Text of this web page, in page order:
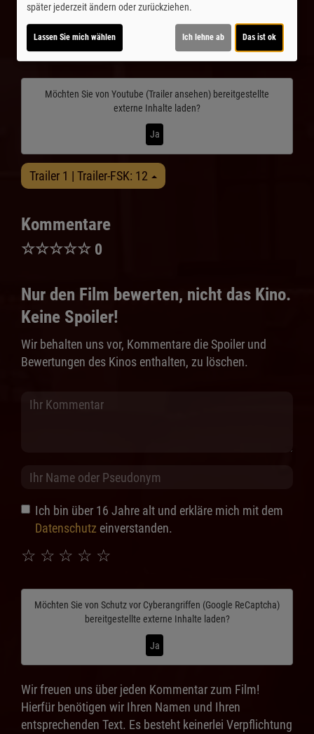
© CINEPROG ...macht Lust auf Ihr Kino!
Möchten Sie von Youtube (Trailer ansehen) bereitgestellte
externe Inhalte laden?
Ja
Trailer 1 | Trailer-FSK: 12
Kommentare
☆☆☆☆☆ 0
Nur den Film bewerten, nicht das Kino.
Keine Spoiler!
Wir behalten uns vor, Kommentare die Spoiler und
Bewertungen des Kinos enthalten, zu löschen.
Ich bin über 16 Jahre alt und erkläre mich mit dem
Datenschutz einverstanden.
☆
☆
☆
☆
☆
Möchten Sie von Schutz vor Cyberangriffen (Google ReCaptcha)
bereitgestellte externe Inhalte laden?
Ja
Wir freuen uns über jeden Kommentar zum Film!
Hierfür benötigen wir Ihren Namen und Ihren
entsprechenden Text. Es besteht keinerlei Verpflichtung
später jederzeit ändern oder zurückziehen.
Lassen Sie mich wählen Ich lehne ab Das ist ok